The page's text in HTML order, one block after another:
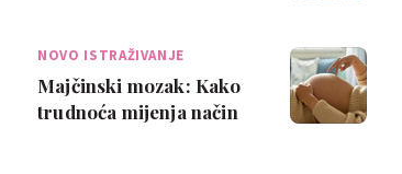
sramota ik…
NOVO ISTRAŽIVANJE
Majčinski mozak: Kako
trudnoća mijenja način